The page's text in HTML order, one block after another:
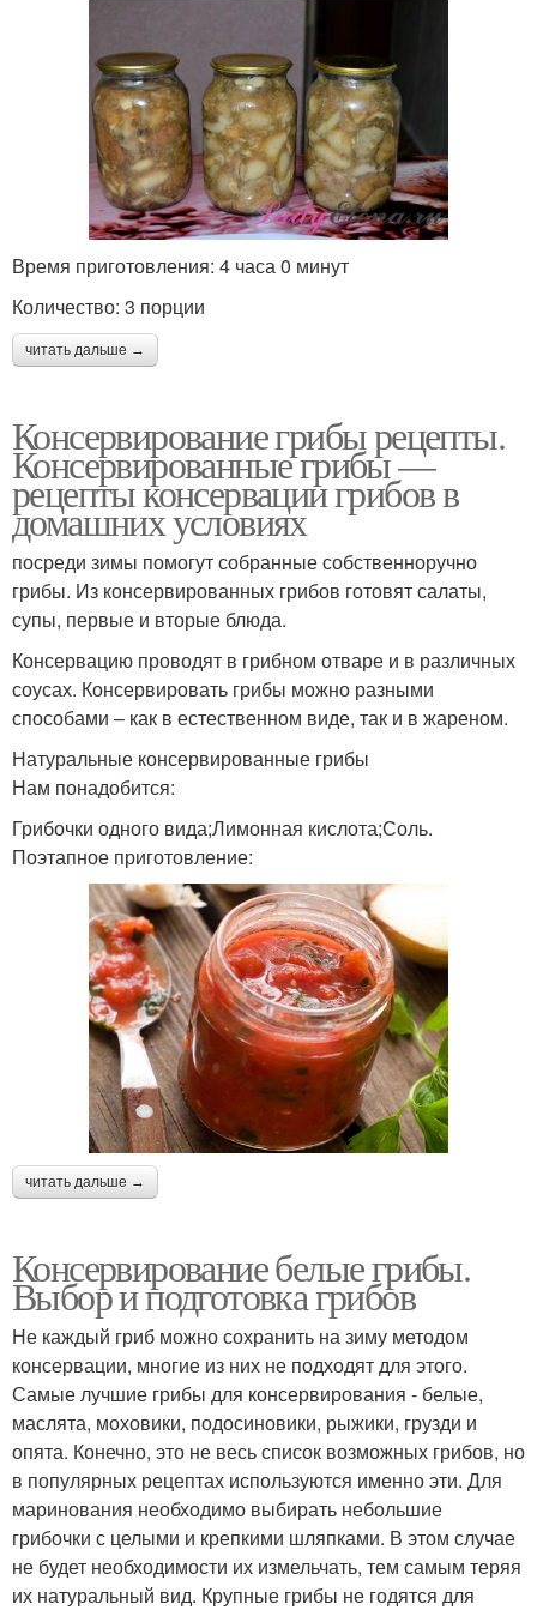
Время приготовления: 4 часа 0 минут
Количество: 3 порции
читать дальше →
Консервирование грибы рецепты.
Консервированные грибы —
рецепты консервации грибов в
домашних условиях
посреди зимы помогут собранные собственноручно
грибы. Из консервированных грибов готовят салаты,
супы, первые и вторые блюда.
Консервацию проводят в грибном отваре и в различных
соусах. Консервировать грибы можно разными
способами – как в естественном виде, так и в жареном.
Натуральные консервированные грибы
Нам понадобится:
Грибочки одного вида;Лимонная кислота;Соль.
Поэтапное приготовление:
читать дальше →
Консервирование белые грибы.
Выбор и подготовка грибов
Не каждый гриб можно сохранить на зиму методом
консервации, многие из них не подходят для этого.
Самые лучшие грибы для консервирования - белые,
маслята, моховики, подосиновики, рыжики, грузди и
опята. Конечно, это не весь список возможных грибов, но
в популярных рецептах используются именно эти. Для
маринования необходимо выбирать небольшие
грибочки с целыми и крепкими шляпками. В этом случае
не будет необходимости их измельчать, тем самым теряя
их натуральный вид. Крупные грибы не годятся для